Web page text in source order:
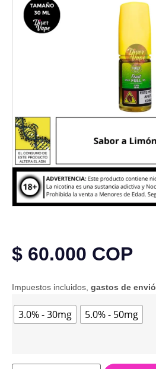
$ 60.000 COP
Impuestos incluidos, gastos de envió
3.0% - 30mg 5.0% - 50mg